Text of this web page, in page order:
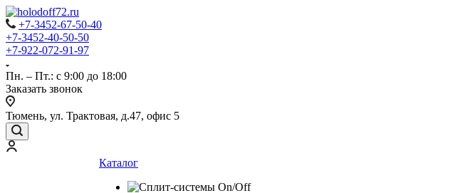
+7-3452-67-50-40
+7-3452-40-50-50
+7-922-072-91-97
Пн. – Пт.: с 9:00 до 18:00
Заказать звонок
Тюмень, ул. Трактовая, д.47, офис 5
Каталог